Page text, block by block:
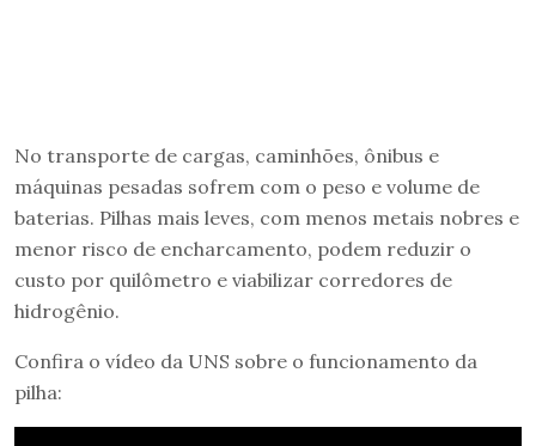
No transporte de cargas, caminhões, ônibus e
máquinas pesadas sofrem com o peso e volume de
baterias. Pilhas mais leves, com menos metais nobres e
menor risco de encharcamento, podem reduzir o
custo por quilômetro e viabilizar corredores de
hidrogênio.
Confira o vídeo da UNS sobre o funcionamento da
pilha: